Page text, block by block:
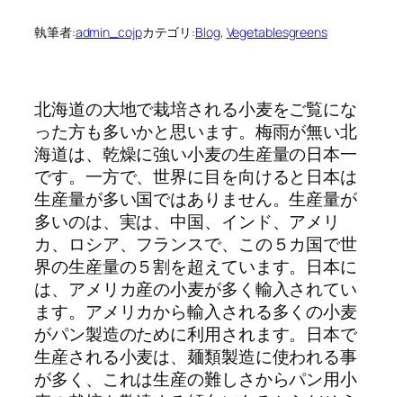
執筆者:admin_cojpカテゴリ:Blog, Vegetablesgreens
北海道の大地で栽培される小麦をご覧にな
った方も多いかと思います。梅雨が無い北
海道は、乾燥に強い小麦の生産量の日本一
です。一方で、世界に目を向けると日本は
生産量が多い国ではありません。生産量が
多いのは、実は、中国、インド、アメリ
カ、ロシア、フランスで、この５カ国で世
界の生産量の５割を超えています。日本に
は、アメリカ産の小麦が多く輸入されてい
ます。アメリカから輸入される多くの小麦
がパン製造のために利用されます。日本で
生産される小麦は、麺類製造に使われる事
が多く、これは生産の難しさからパン用小